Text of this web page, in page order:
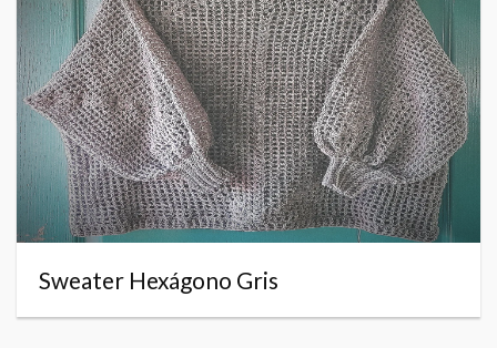
Sweater Hexágono Gris